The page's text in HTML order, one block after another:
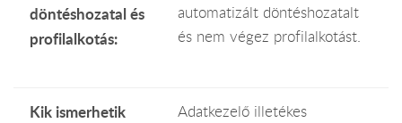
döntéshozatal és
profilalkotás:
automatizált döntéshozatalt
és nem végez profilalkotást.
Kik ismerhetik
Adatkezelő illetékes